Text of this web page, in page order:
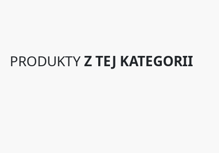
PRODUKTYZ TEJ KATEGORII